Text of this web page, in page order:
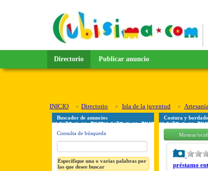
Directorio Publicar anuncio
INICIO Directorio Isla de la juventud
Buscador de anuncios
Consulta de búsqueda
Especifique una o varias palabras por
las que desee buscar
Costura y
Mostrar/
préstamo